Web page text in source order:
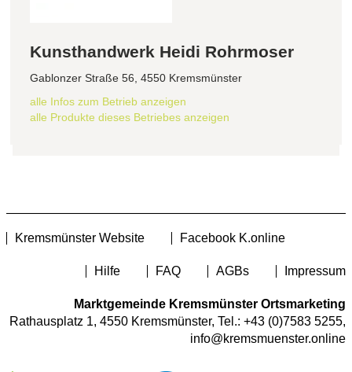
Kunsthandwerk Heidi Rohrmoser
Gablonzer Straße 56, 4550 Kremsmünster
alle Infos zum Betrieb anzeigen
alle Produkte dieses Betriebes anzeigen
Kremsmünster Website Facebook K.online
Hilfe FAQ AGBs Impressum
Marktgemeinde Kremsmünster Ortsmarketing
Rathausplatz 1, 4550 Kremsmünster, Tel.: +43 (0)7583 5255,
info@kremsmuenster.online